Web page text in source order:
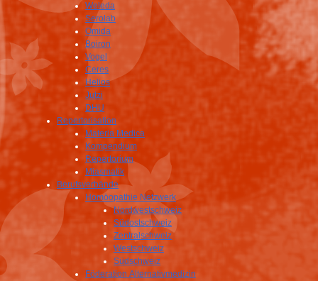
Weleda
Serolab
Omida
Boiron
Vogel
Ceres
Helios
Jutzi
DHU
Repertorisation
Materia Medica
Kompendium
Repertorium
Miasmatik
Berufsverbände
Homöopathie Netzwerk
Nordwestschweiz
Südostschweiz
Zentralschweiz
Westschweiz
Südschweiz
Föderation Alternativmedizin